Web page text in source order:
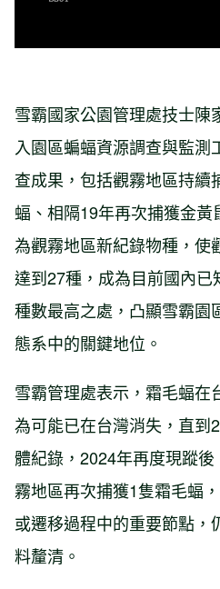
雪霸國家公園管理處技士陳
入園區蝙蝠資源調查與監測
查成果，包括觀霧地區持續
蝠、相隔19年再次捕獲金
為觀霧地區新紀錄物種，使
達到27種，成為目前國內
種數最高之處，凸顯雪霸園
態系中的關鍵地位。
雪霸管理處表示，霜毛蝠在
為可能已在台灣消失，直到
體紀錄，2024年再度現蹤
霧地區再次捕獲1隻霜毛蝠
或遷移過程中的重要節點，
料釐清。